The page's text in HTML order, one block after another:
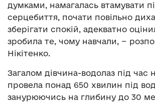
думками, намагалась втамувати
серцебиття, почати повільно
зберігати спокій, адекватно
зробила те, чому навчали, −
Нікітенко.
Загалом дівчина-водолаз під час
провела понад 650 хвилин під
занурюючись на глибину до 30